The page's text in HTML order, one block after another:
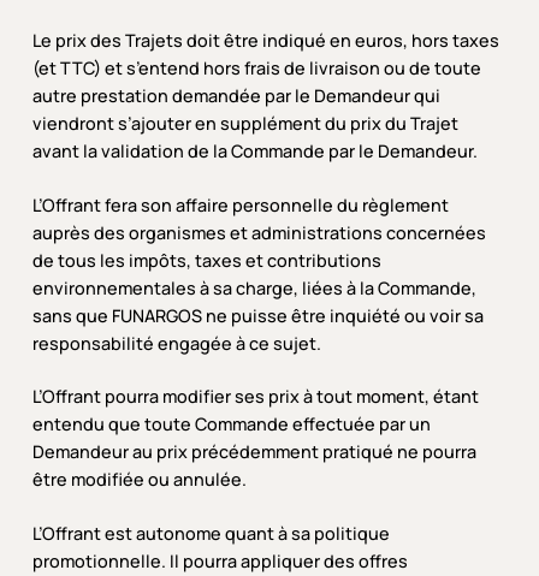
Le prix des Trajets doit être indiqué en euros, hors taxes
(et TTC) et s’entend hors frais de livraison ou de toute
autre prestation demandée par le Demandeur qui
viendront s’ajouter en supplément du prix du Trajet
avant la validation de la Commande par le Demandeur.
L’Offrant fera son affaire personnelle du règlement
auprès des organismes et administrations concernées
de tous les impôts, taxes et contributions
environnementales à sa charge, liées à la Commande,
sans que FUNARGOS ne puisse être inquiété ou voir sa
responsabilité engagée à ce sujet.
L’Offrant pourra modifier ses prix à tout moment, étant
entendu que toute Commande effectuée par un
Demandeur au prix précédemment pratiqué ne pourra
être modifiée ou annulée.
L’Offrant est autonome quant à sa politique
promotionnelle. Il pourra appliquer des offres